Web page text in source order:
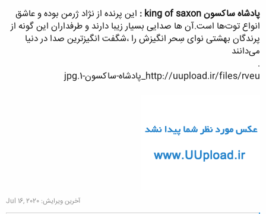
پادشاه ساکسون
این پرنده از نژاد ژرمن بوده و عاشق
انواع توت‌ها است.آن ها صدایی بسیار زیبا دارند و طرفداران این گونه از
پرندگان بهشتی نوای سِحر انگیزش را ،شگفت انگیزترین صدا در دنیا
می‌دانند
.
http://uupload.ir/files/rveu_پادشاه-ساکسون-1.jpg
آخرین ویرایش: Jul 16, 2020